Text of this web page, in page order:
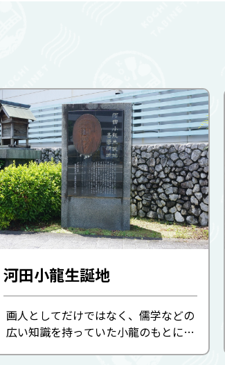
河田小龍生誕地
画人としてだけではなく、儒学などの
広い知識を持っていた小龍のもとには